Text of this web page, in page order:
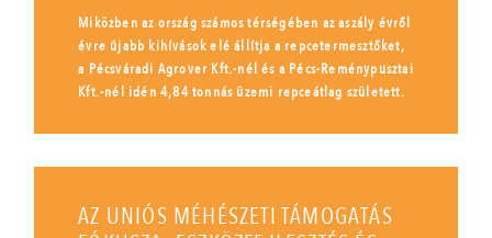
Miközben az ország számos térségében az aszály évről
évre újabb kihívások elé állítja a repcetermesztőket,
a Pécsváradi Agrover Kft.-nél és a Pécs-Reménypusztai
Kft.-nél idén 4,84 tonnás üzemi repceátlag született.
AZ UNIÓS MÉHÉSZETI TÁMOGATÁS